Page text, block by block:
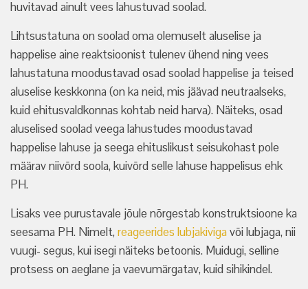
huvitavad ainult vees lahustuvad soolad.
Lihtsustatuna on soolad oma olemuselt aluselise ja
happelise aine reaktsioonist tulenev ühend ning vees
lahustatuna moodustavad osad soolad happelise ja teised
aluselise keskkonna (on ka neid, mis jäävad neutraalseks,
kuid ehitusvaldkonnas kohtab neid harva). Näiteks, osad
aluselised soolad veega lahustudes moodustavad
happelise lahuse ja seega ehituslikust seisukohast pole
määrav niivõrd soola, kuivõrd selle lahuse happelisus ehk
PH.
Lisaks vee purustavale jõule nõrgestab konstruktsioone ka
seesama PH. Nimelt, reageerides lubjakivigavõi lubjaga, nii
vuugi- segus, kui isegi näiteks betoonis. Muidugi, selline
protsess on aeglane ja vaevumärgatav, kuid sihikindel.